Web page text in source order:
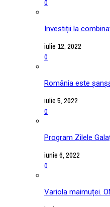
Investiții la
iulie 12, 2022
0
România este
iulie 5, 2022
0
Program Zilele
iunie 6, 2022
0
Variola maimuței.